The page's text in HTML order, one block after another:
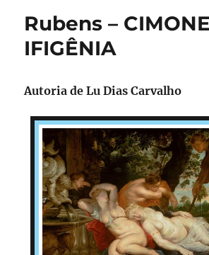
Rubens –
IFIGÊNIA
Autoria de Lu Dias Carvalho